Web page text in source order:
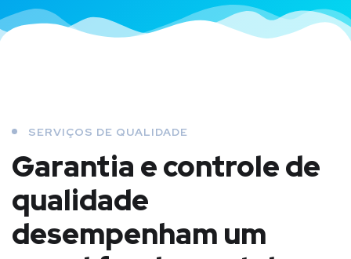
SERVIÇOS DE QUALIDADE
Garantia e controle de
qualidade
desempenham um